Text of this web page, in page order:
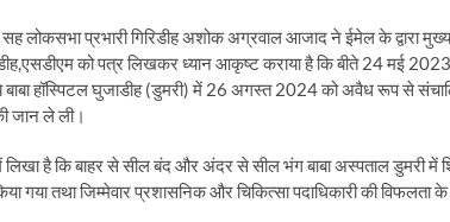
सह लोकसभा प्रभारी गिरिडीह अशोक अग्रवाल आजाद ने ईमेल के द्वारा
को पत्र लिखकर ध्यान आकृष्ट कराया है कि बीते 24 मई
बाबा हॉस्पिटल घुजाडीह (डुमरी) में 26 अगस्त 2024 को अवैध रूप से
जान ले ली।
में लिखा है कि बाहर से सील बंद और अंदर से सील भंग बाबा अस्पताल डुमरी
गया तथा जिम्मेवार प्रशासनिक और चिकित्सा पदाधिकारी की विफलता